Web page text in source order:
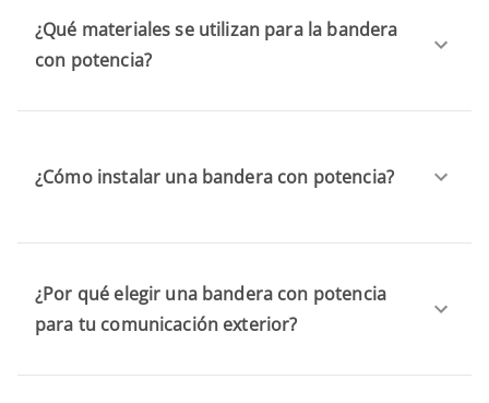
¿Qué materiales se utilizan para la bandera
con potencia?
¿Cómo instalar una bandera con potencia?
¿Por qué elegir una bandera con potencia
para tu comunicación exterior?